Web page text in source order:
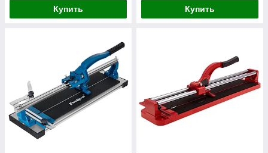
Купить Купить